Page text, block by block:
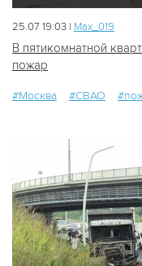
25.07 19:03 | Мах_019
В пятикомнатной
пожар
#Москва #СВАО